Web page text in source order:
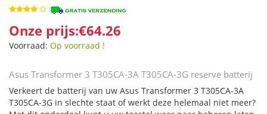
Onze prijs:€64.26
Voorraad: Op voorraad !
Asus Transformer 3 T305CA-3A T305CA-3G reserve batterij
Verkeert de batterij van uw Asus Transformer 3 T305CA-3A
T305CA-3G in slechte staat of werkt deze helemaal niet meer?